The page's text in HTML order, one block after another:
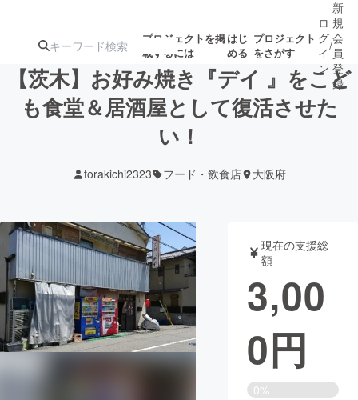
プロジェクトを掲
載するには
はじ
める
プロジェクト
をさがす
注目の新着プロ
テクノロジー・ガジェット
映像・映画 書籍・雑誌
ビジネス・起業 チャレンジ
ロ
グ
イ
ン
/
新
規
会
員
登
録
【茨木】お好み焼き『デイ 』をこど
も食堂＆居酒屋として復活させた
い！
torakichi2323 フード・飲食店 大阪府
現在の支援総
額
3,00
0円
0%